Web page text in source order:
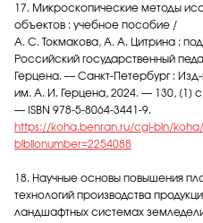
17. Микроскопические методы
объектов : учебное пособие /
А. С. Токмакова, А. А. Цитрина ;
Российский государственный
Герцена. — Санкт-Петербург : Изд-
им. А. И. Герцена, 2024. — 130, [1]
— ISBN 978-5-8064-3441-9.
https://koha.benran.ru/cgi-bin/
biblionumber=2254088
18. Научные основы повышения
технологий производства
ландшафтных системах